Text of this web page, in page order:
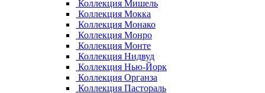
Коллекция Мишель
Коллекция Мокка
Коллекция Монако
Коллекция Монро
Коллекция Монте
Коллекция Нидвуд
Коллекция Нью-Йорк
Коллекция Органза
Коллекция Пастораль